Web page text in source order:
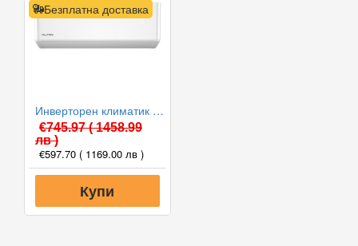
Безплатна доставка
Инверторен климатик Alpin ASW-35PTT Pro, WIFI, 12000 BTU, Клас А++
€745.97( 1458.99
лв )
€597.70 ( 1169.00 лв )
Купи